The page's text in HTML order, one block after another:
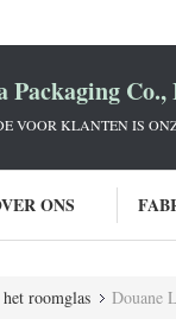
Packaging
VOOR KLANTEN IS
ONS
roomglas Douane